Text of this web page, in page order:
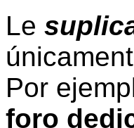
Le
Por
foro